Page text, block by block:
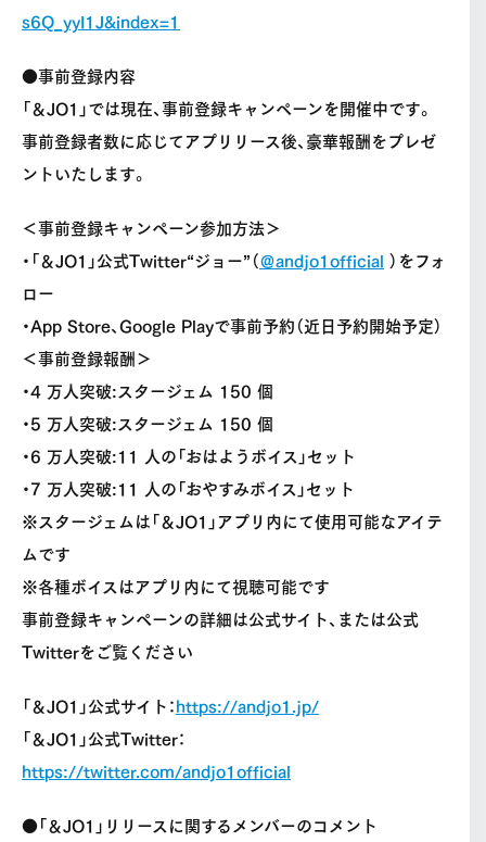
s6Q_yyI1J&index=1
●事前登録内容
「＆JO1」では現在、事前登録キャンペーンを開催中です。
事前登録者数に応じてアプリリース後、豪華報酬をプレゼ
ントいたします。
＜事前登録キャンペーン参加方法＞
・「＆JO1」公式Twitter“ジョー”（＠andjo1official ）をフォ
ロー
・App Store、Google Playで事前予約（近日予約開始予定）
＜事前登録報酬＞
・4 万人突破:スタージェム 150 個
・5 万人突破:スタージェム 150 個
・6 万人突破:11 人の「おはようボイス」セット
・7 万人突破:11 人の「おやすみボイス」セット
※スタージェムは「＆JO1」アプリ内にて使用可能なアイテ
ムです
※各種ボイスはアプリ内にて視聴可能です
事前登録キャンペーンの詳細は公式サイト、または公式
Twitterをご覧ください
「＆JO1」公式サイト：https://andjo1.jp/
「＆JO1」公式Twitter：
https://twitter.com/andjo1official
●「＆JO1」リリースに関するメンバーのコメント